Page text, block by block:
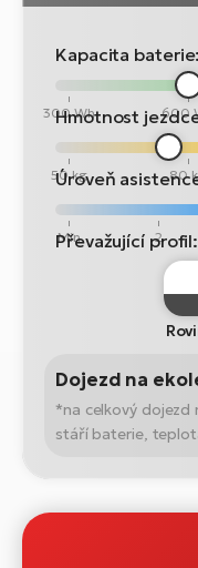
Kapacita baterie:
300 Wh 600
Hmotnost
50 kg 80
Úroveň
Min 2
Převažující profil:
Dojezd na
*na celkový dojezd
stáří baterie,